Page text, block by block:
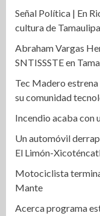
Señal Política | En
cultura de
Abraham Vargas
SNTISSSTE en
Tec Madero
su comunidad
Incendio acaba con
Un automóvil
El Limón-
Motociclista
Mante
Acerca programa